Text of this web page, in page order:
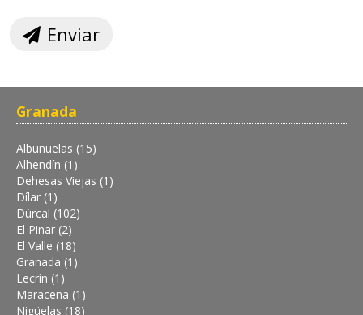
Enviar
Granada
Albuñuelas (15)
Alhendín (1)
Dehesas Viejas (1)
Dílar (1)
Dúrcal (102)
El Pinar (2)
El Valle (18)
Granada (1)
Lecrín (1)
Maracena (1)
Nigüelas (18)